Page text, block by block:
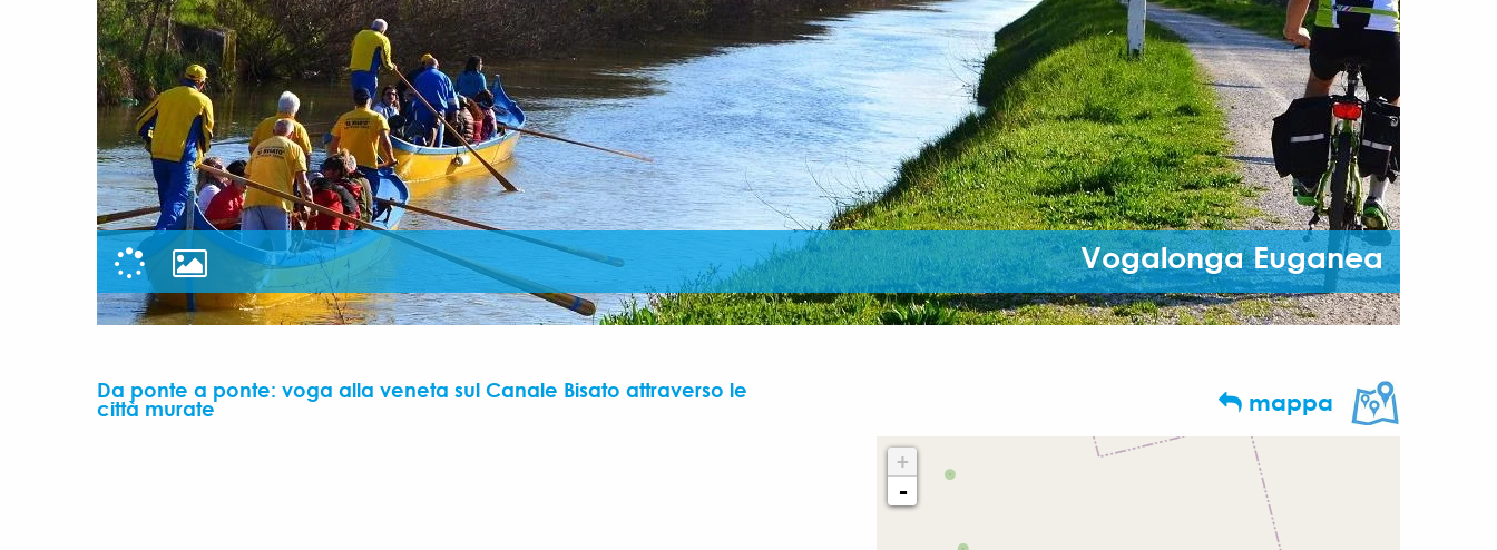
Vogalonga Euganea
Da ponte a ponte: voga alla veneta sul Canale Bisato attraverso le
città murate mappa
+
-